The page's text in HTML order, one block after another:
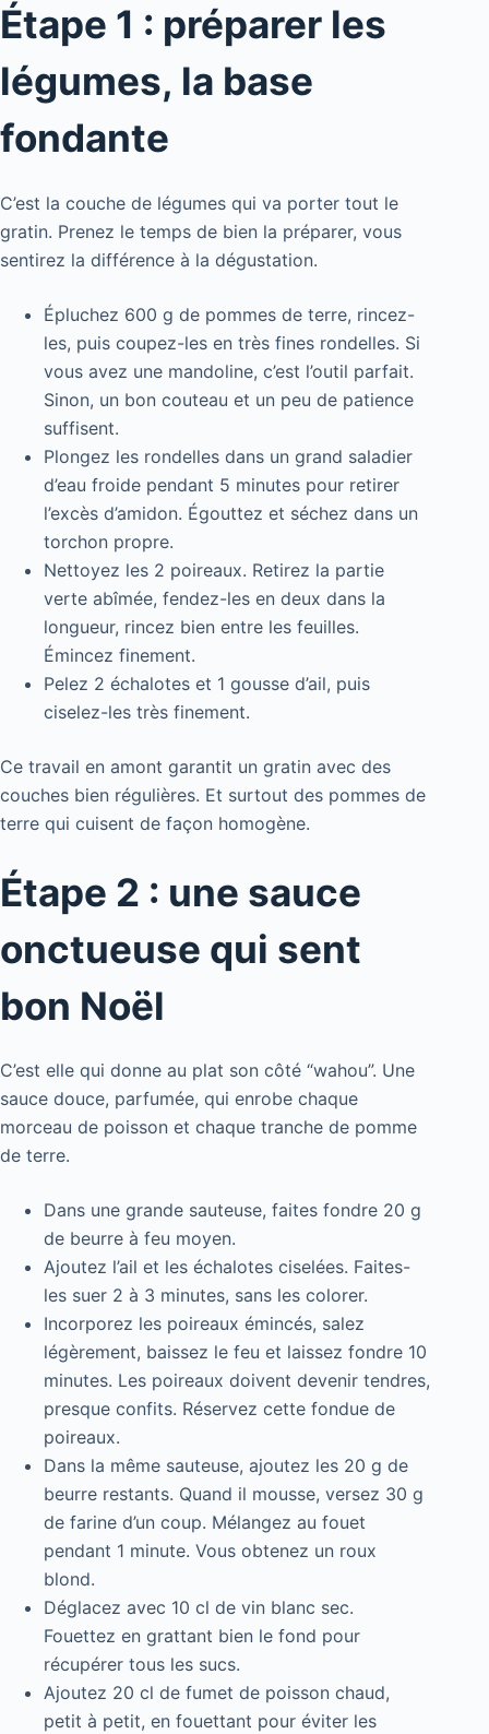
Étape 1 : préparer les
légumes, la base
fondante
C’est la couche de légumes qui va porter tout le
gratin. Prenez le temps de bien la préparer, vous
sentirez la différence à la dégustation.
Épluchez 600 g de pommes de terre, rincez-
les, puis coupez-les en très fines rondelles. Si
vous avez une mandoline, c’est l’outil parfait.
Sinon, un bon couteau et un peu de patience
suffisent.
Plongez les rondelles dans un grand saladier
d’eau froide pendant 5 minutes pour retirer
l’excès d’amidon. Égouttez et séchez dans un
torchon propre.
Nettoyez les 2 poireaux. Retirez la partie
verte abîmée, fendez-les en deux dans la
longueur, rincez bien entre les feuilles.
Émincez finement.
Pelez 2 échalotes et 1 gousse d’ail, puis
ciselez-les très finement.
Ce travail en amont garantit un gratin avec des
couches bien régulières. Et surtout des pommes de
terre qui cuisent de façon homogène.
Étape 2 : une sauce
onctueuse qui sent
bon Noël
C’est elle qui donne au plat son côté “wahou”. Une
sauce douce, parfumée, qui enrobe chaque
morceau de poisson et chaque tranche de pomme
de terre.
Dans une grande sauteuse, faites fondre 20 g
de beurre à feu moyen.
Ajoutez l’ail et les échalotes ciselées. Faites-
les suer 2 à 3 minutes, sans les colorer.
Incorporez les poireaux émincés, salez
légèrement, baissez le feu et laissez fondre 10
minutes. Les poireaux doivent devenir tendres,
presque confits. Réservez cette fondue de
poireaux.
Dans la même sauteuse, ajoutez les 20 g de
beurre restants. Quand il mousse, versez 30 g
de farine d’un coup. Mélangez au fouet
pendant 1 minute. Vous obtenez un roux
blond.
Déglacez avec 10 cl de vin blanc sec.
Fouettez en grattant bien le fond pour
récupérer tous les sucs.
Ajoutez 20 cl de fumet de poisson chaud,
petit à petit, en fouettant pour éviter les